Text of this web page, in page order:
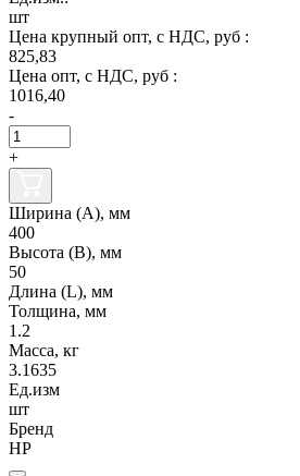
шт
Цена крупный опт, с НДС, руб :
825,83
Цена опт, с НДС, руб :
1016,40
-
+
Ширина (А), мм
400
Высота (В), мм
50
Длина (L), мм
Толщина, мм
1.2
Масса, кг
3.1635
Ед.изм
шт
Бренд
НР